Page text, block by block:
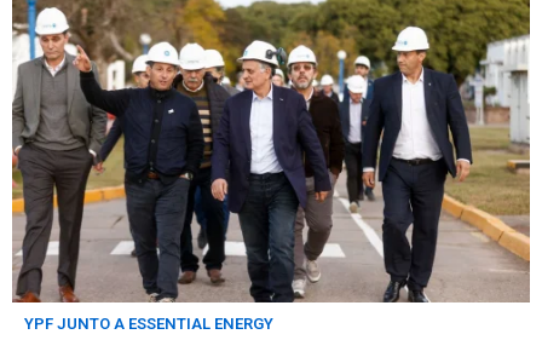
YPF JUNTO A ESSENTIAL ENERGY